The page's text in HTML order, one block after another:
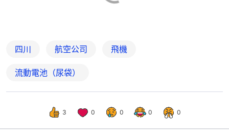
四川 航空公司 飛機
流動電池（尿袋）
3 0 0 0 0